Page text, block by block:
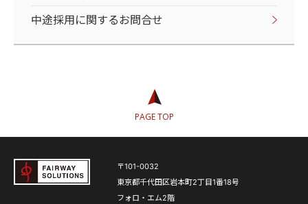
中途採用に関するお問合せ
PAGE TOP
〒101-0032
東京都千代田区岩本町2丁目1番18号
フォロ・エム2階